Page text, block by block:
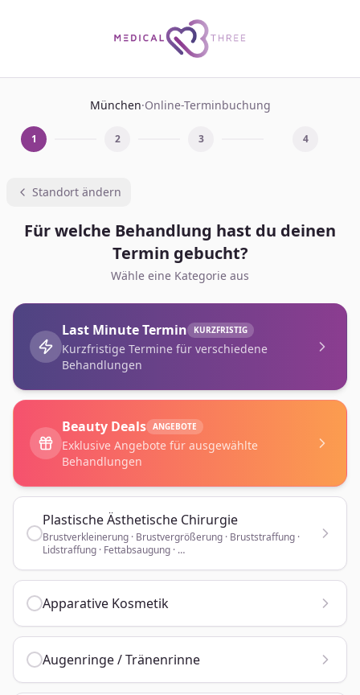
München·Online-Terminbuchung
1 2 3 4
Standort ändern
Für welche Behandlung hast du deinen
Termin gebucht?
Wähle eine Kategorie aus
Last Minute Termin KURZFRISTIG
Kurzfristige Termine für verschiedene
Behandlungen
Beauty Deals ANGEBOTE
Exklusive Angebote für ausgewählte
Behandlungen
Plastische Ästhetische Chirurgie
Brustverkleinerung · Brustvergrößerung · Bruststraffung ·
Lidstraffung · Fettabsaugung · …
Apparative Kosmetik
Augenringe / Tränenrinne